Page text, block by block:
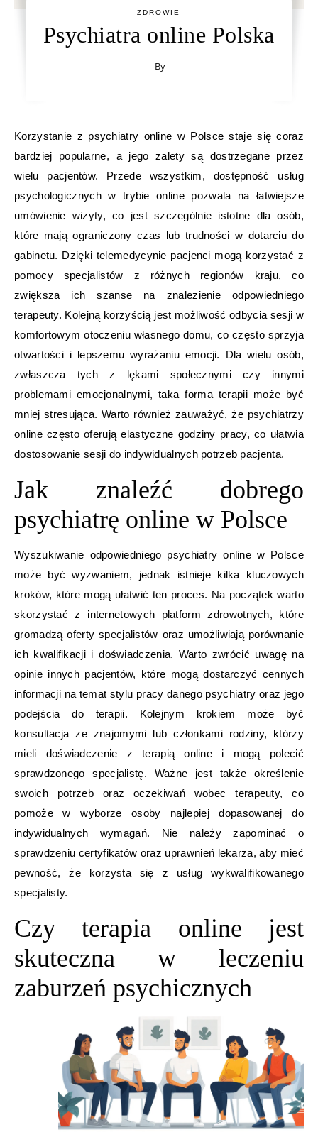
ZDROWIE
Psychiatra online Polska
- By
Korzystanie z psychiatry online w Polsce staje się coraz
bardziej popularne, a jego zalety są dostrzegane przez
wielu pacjentów. Przede wszystkim, dostępność usług
psychologicznych w trybie online pozwala na łatwiejsze
umówienie wizyty, co jest szczególnie istotne dla osób,
które mają ograniczony czas lub trudności w dotarciu do
gabinetu. Dzięki telemedycynie pacjenci mogą korzystać z
pomocy specjalistów z różnych regionów kraju, co
zwiększa ich szanse na znalezienie odpowiedniego
terapeuty. Kolejną korzyścią jest możliwość odbycia sesji w
komfortowym otoczeniu własnego domu, co często sprzyja
otwartości i lepszemu wyrażaniu emocji. Dla wielu osób,
zwłaszcza tych z lękami społecznymi czy innymi
problemami emocjonalnymi, taka forma terapii może być
mniej stresująca. Warto również zauważyć, że psychiatrzy
online często oferują elastyczne godziny pracy, co ułatwia
dostosowanie sesji do indywidualnych potrzeb pacjenta.
Jak znaleźć dobrego
psychiatrę online w Polsce
Wyszukiwanie odpowiedniego psychiatry online w Polsce
może być wyzwaniem, jednak istnieje kilka kluczowych
kroków, które mogą ułatwić ten proces. Na początek warto
skorzystać z internetowych platform zdrowotnych, które
gromadzą oferty specjalistów oraz umożliwiają porównanie
ich kwalifikacji i doświadczenia. Warto zwrócić uwagę na
opinie innych pacjentów, które mogą dostarczyć cennych
informacji na temat stylu pracy danego psychiatry oraz jego
podejścia do terapii. Kolejnym krokiem może być
konsultacja ze znajomymi lub członkami rodziny, którzy
mieli doświadczenie z terapią online i mogą polecić
sprawdzonego specjalistę. Ważne jest także określenie
swoich potrzeb oraz oczekiwań wobec terapeuty, co
pomoże w wyborze osoby najlepiej dopasowanej do
indywidualnych wymagań. Nie należy zapominać o
sprawdzeniu certyfikatów oraz uprawnień lekarza, aby mieć
pewność, że korzysta się z usług wykwalifikowanego
specjalisty.
Czy terapia online jest
skuteczna w leczeniu
zaburzeń psychicznych